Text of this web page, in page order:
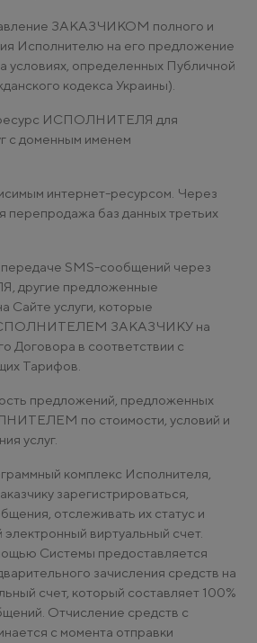
ЗАКАЗЧИКОМ полного и
Исполнителю на его предложение
условиях, определенных Публичной
кодекса Украины).
ресурс ИСПОЛНИТЕЛЯ для
с доменным именем
интернет-ресурсом. Через
перепродажа баз данных третьих
передаче SMS-сообщений через
предложенные
услуги, которые
ЗАКАЗЧИКУ на
Договора в соответствии с
Тарифов.
предложений, предложенных
по стоимости, условий и
услуг.
комплекс Исполнителя,
зарегистрироваться,
отслеживать их статус и
виртуальный счет.
Системы предоставляется
зачисления средств на
счет, который составляет 100%
Отчисление средств с
с момента отправки